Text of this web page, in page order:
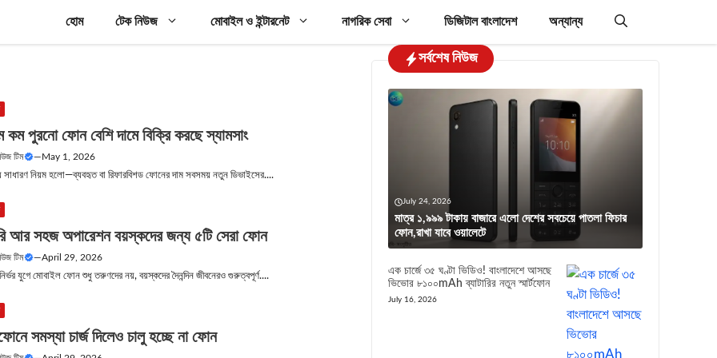
হোম টেক নিউজ মোবাইল ও ইন্টারনেট নাগরিক সেবা ডিজিটাল বাংলাদেশ অন্যান্য
কম পুরনো ফোন বেশি দামে বিক্রি করছে স্যামসাং
টিম —May 1, 2026
সাধারণ নিয়ম হলো—ব্যবহৃত বা রিফারবিশড ফোনের দাম সবসময় নতুন ডিভাইসের....
আর সহজ অপারেশন বয়স্কদের জন্য ৫টি সেরা ফোন
টিম —April 29, 2026
যুগে মোবাইল ফোন শুধু তরুণদের নয়, বয়স্কদের দৈনন্দিন জীবনেরও গুরুত্বপূর্ণ....
সমস্যা চার্জ দিলেও চালু হচ্ছে না ফোন
সর্বশেষ নিউজ
July 24, 2026
মাত্র ১,৯৯৯ টাকায় বাজারে এলো দেশের সবচেয়ে পাতলা ফিচার
ফোন,রাখা যাবে ওয়ালেটে
এক চার্জে ৩৫ ঘণ্টা ভিডিও! বাংলাদেশে আসছে
ভিভোর ৮১০০mAh ব্যাটারির নতুন স্মার্টফোন
July 16, 2026